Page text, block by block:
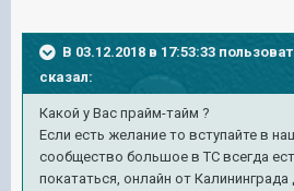
В 03.12.2018 в 17:53:33
сказал:
Какой у Вас прайм-тайм ?
Если есть желание то вступайте в
сообщество большое в ТС всегда
покататься, онлайн от